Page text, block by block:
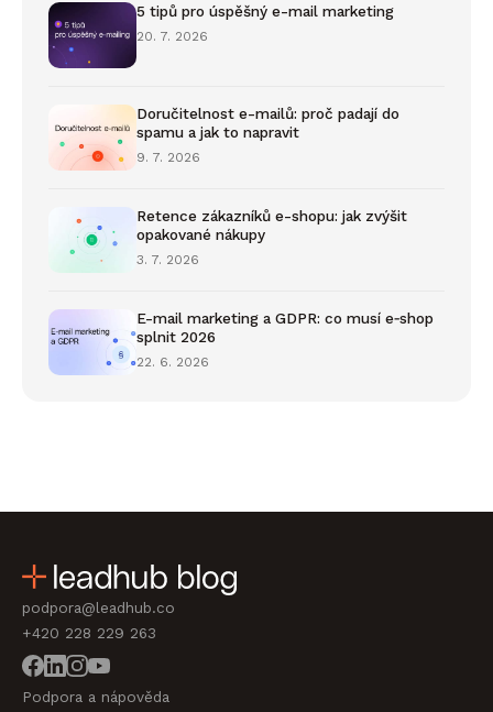
5 tipů pro úspěšný e-mail marketing
20. 7. 2026
Doručitelnost e-mailů: proč padají do
spamu a jak to napravit
9. 7. 2026
Retence zákazníků e-shopu: jak zvýšit
opakované nákupy
3. 7. 2026
E-mail marketing a GDPR: co musí e‑shop
splnit 2026
22. 6. 2026
podpora@leadhub.co
+420 228 229 263
Podpora a nápověda